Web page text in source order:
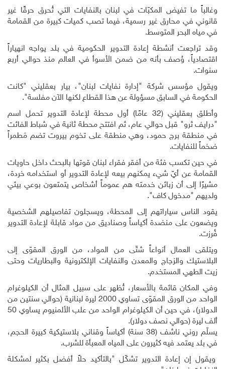
وغالباً ما تفيض المكبّات في لبنان بالنفايات التي تُحرق حرقًا غير
قانوني في محارق غير رسمية، فيما تصب كميات كبيرة من القمامة
في مياه البحر المتوسط.
وقد تراجعت أنشطة إعادة التدوير الحكومية في بلد يواجه انهياراً
اقتصادياً، وُصف بأنه من ضمن الأسوأ في العالم منذ حوالي أربع
سنوات.
ويقول مؤسس شركة "إدارة نفايات لبنان"، بيار بعقليني "كانت
الحكومة في السابق مسؤولة عن هذا القطاع لكنها الآن مفلسة".
وأطلق بعقليني (32 عامًا) أول محطة لإعادة التدوير تحمل اسم
"درايف ثرو" قبل حوالي عام، ثم افتتح محطة ثانية في شباط الفائت
في منطقة برج حمود، وهي منطقة على تخوم بيروت تضم مَطمراً
ضخماً للنفايات.
في حين تكسب فئة من أفقر فقراء لبنان قوتها بالبحث داخل حاويات
القمامة عن أيّ شيء يمكنهم بيعه لإعادة التدوير أو استخدامه خردة،
مشيرًا إلى أن زبائن خدمته هم عموماً أشخاص يتمتعون بوعي بيئي
ولديهم "مدخول كاف".
يقود الناس سياراتهم إلى المحطة، ويسجلون تفاصيلهم الشخصية
ويضعون على منضدة أكياساً وصناديق من مواد قابلة لإعادة التدوير
فُرزت.
ويتلقى العمال أنواعاً شتّى من المواد، من الورق المقوّى إلى
البلاستيك والزجاج والمعدن والنفايات الإلكترونية والبطاريات وحتى
زيت الطهي المستخدم.
وفي المكان قائمة بالأسعار، تُظهر على سبيل المثال أن الكيلوغرام
الواحد من الورق المقوّى تساوي 2000 ليرة لبنانية (حوالي سنتين من
الدولار)، في حين أن الكيلوغرام الواحد من علب الألمنيوم يساوي 50
ألف ليرة (حوالي نصف دولار).
يسلّم روني ناشف (38 سنة) أكياساً وقناني بلاستيكية كبيرة الحجم،
في بلد يعتمد فيه كثيرون على المياه المعبأة للشرب.
ويقول إن إعادة التدوير تشكّل "بالتأكيد حلاً أفضل بكثير لمشكلة